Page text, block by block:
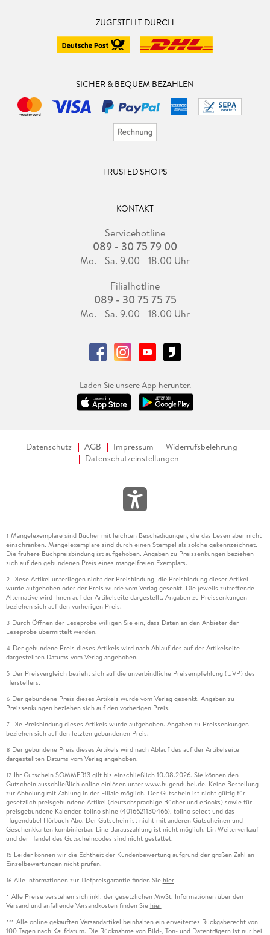
ZUGESTELLT DURCH
SICHER & BEQUEM BEZAHLEN
TRUSTED SHOPS
KONTAKT
Servicehotline
089 - 30 75 79 00
Mo. - Sa. 9.00 - 18.00 Uhr
Filialhotline
089 - 30 75 75 75
Mo. - Sa. 9.00 - 18.00 Uhr
Laden Sie unsere App herunter.
Datenschutz AGB Impressum
Widerrufsbelehrung
Datenschutzeinstellungen
1 Mängelexemplare sind Bücher mit leichten Beschädigungen, die das Lesen aber nicht
einschränken. Mängelexemplare sind durch einen Stempel als solche gekennzeichnet.
Die frühere Buchpreisbindung ist aufgehoben. Angaben zu Preissenkungen beziehen
sich auf den gebundenen Preis eines mangelfreien Exemplars.
2 Diese Artikel unterliegen nicht der Preisbindung, die Preisbindung dieser Artikel
wurde aufgehoben oder der Preis wurde vom Verlag gesenkt. Die jeweils zutreffende
Alternative wird Ihnen auf der Artikelseite dargestellt. Angaben zu Preissenkungen
beziehen sich auf den vorherigen Preis.
3 Durch Öffnen der Leseprobe willigen Sie ein, dass Daten an den Anbieter der
Leseprobe übermittelt werden.
4 Der gebundene Preis dieses Artikels wird nach Ablauf des auf der Artikelseite
dargestellten Datums vom Verlag angehoben.
5 Der Preisvergleich bezieht sich auf die unverbindliche Preisempfehlung (UVP) des
Herstellers.
6 Der gebundene Preis dieses Artikels wurde vom Verlag gesenkt. Angaben zu
Preissenkungen beziehen sich auf den vorherigen Preis.
7 Die Preisbindung dieses Artikels wurde aufgehoben. Angaben zu Preissenkungen
beziehen sich auf den letzten gebundenen Preis.
8 Der gebundene Preis dieses Artikels wird nach Ablauf des auf der Artikelseite
dargestellten Datums vom Verlag angehoben.
12 Ihr Gutschein SOMMER13 gilt bis einschließlich 10.08.2026. Sie können den
Gutschein ausschließlich online einlösen unter www.hugendubel.de. Keine Bestellung
zur Abholung mit Zahlung in der Filiale möglich. Der Gutschein ist nicht gültig für
gesetzlich preisgebundene Artikel (deutschsprachige Bücher und eBooks) sowie für
preisgebundene Kalender, tolino shine (4016621130466), tolino select und das
Hugendubel Hörbuch Abo. Der Gutschein ist nicht mit anderen Gutscheinen und
Geschenkkarten kombinierbar. Eine Barauszahlung ist nicht möglich. Ein Weiterverkauf
und der Handel des Gutscheincodes sind nicht gestattet.
15 Leider können wir die Echtheit der Kundenbewertung aufgrund der großen Zahl an
Einzelbewertungen nicht prüfen.
16 Alle Informationen zur Tiefpreisgarantie finden Sie hier
* Alle Preise verstehen sich inkl. der gesetzlichen MwSt. Informationen über den
Versand und anfallende Versandkosten finden Sie hier
*** Alle online gekauften Versandartikel beinhalten ein erweitertes Rückgaberecht von
100 Tagen nach Kaufdatum. Die Rücknahme von Bild-, Ton- und Datenträgern ist nur bei